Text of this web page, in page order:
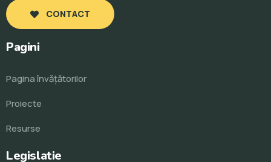
CONTACT
Pagini
Pagina învăţătorilor
Proiecte
Resurse
Legislatie